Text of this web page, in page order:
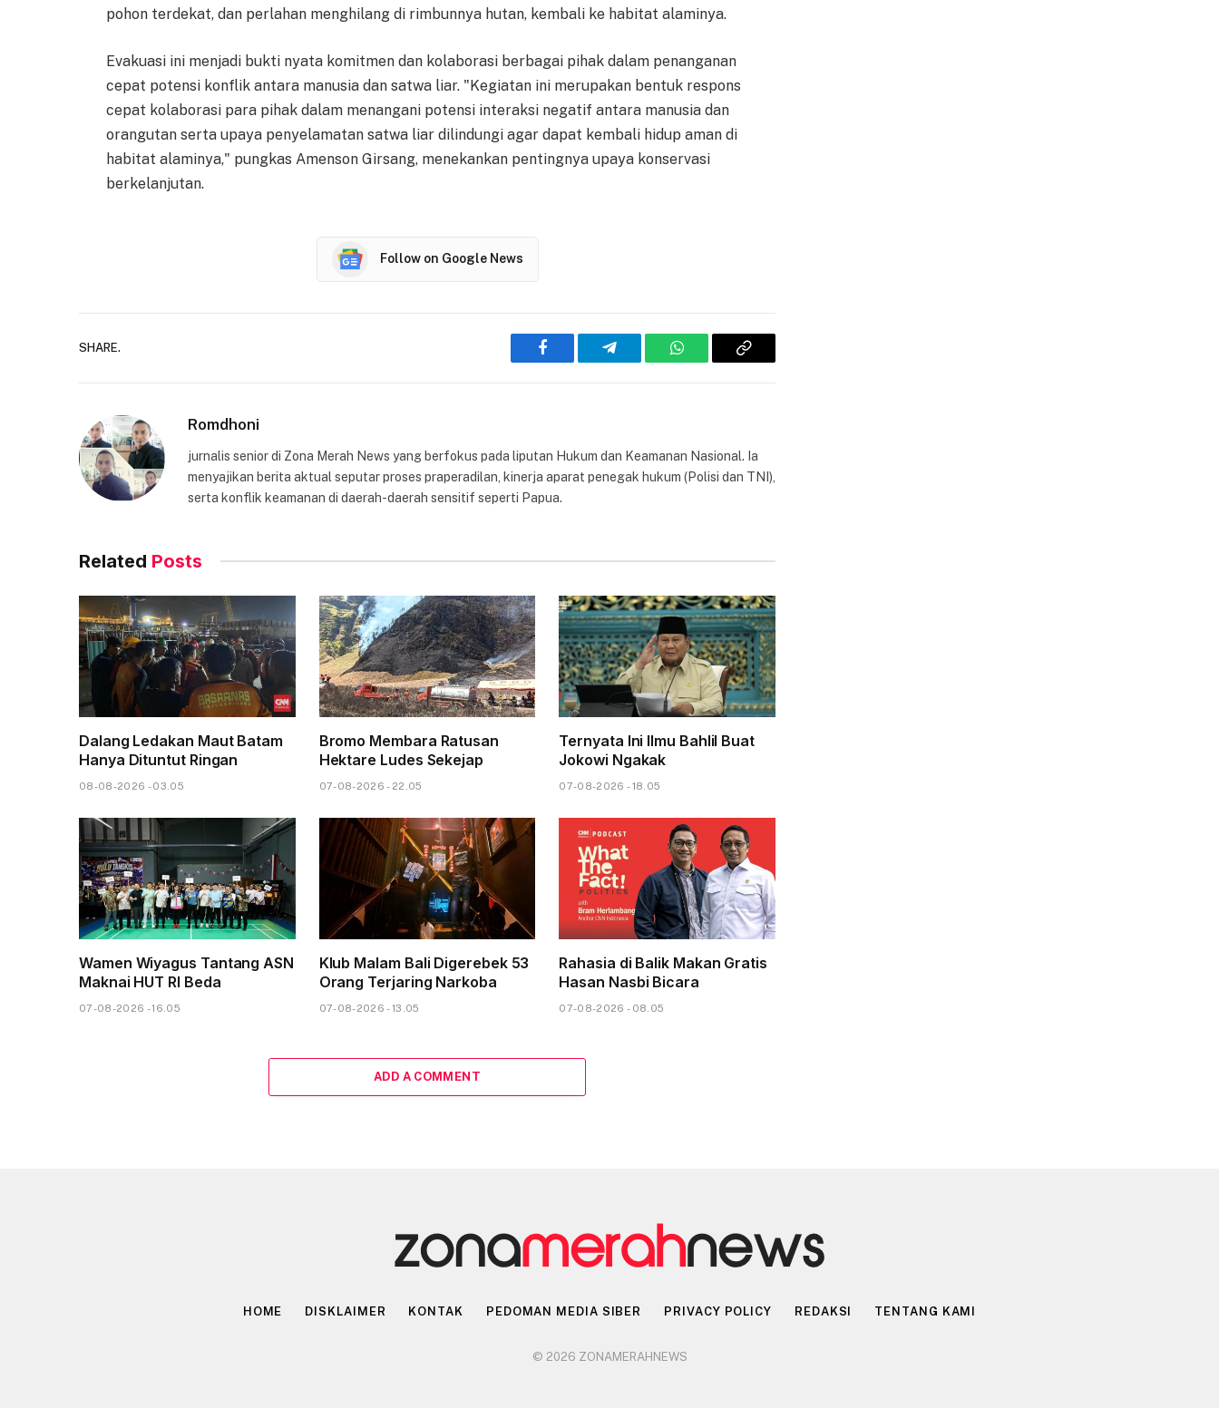
pohon terdekat, dan perlahan menghilang di rimbunnya hutan, kembali ke habitat alaminya.
Evakuasi ini menjadi bukti nyata komitmen dan kolaborasi berbagai pihak dalam penanganan
cepat potensi konflik antara manusia dan satwa liar. "Kegiatan ini merupakan bentuk respons
cepat kolaborasi para pihak dalam menangani potensi interaksi negatif antara manusia dan
orangutan serta upaya penyelamatan satwa liar dilindungi agar dapat kembali hidup aman di
habitat alaminya," pungkas Amenson Girsang, menekankan pentingnya upaya konservasi
berkelanjutan.
Follow on Google News
SHARE.
Facebook Telegram WhatsAppCopy
Romdhoni
jurnalis senior di Zona Merah News yang berfokus pada liputan Hukum dan Keamanan Nasional. Ia
menyajikan berita aktual seputar proses praperadilan, kinerja aparat penegak hukum (Polisi dan TNI),
serta konflik keamanan di daerah-daerah sensitif seperti Papua.
Related Posts
Dalang Ledakan Maut Batam
Hanya Dituntut Ringan
08-08-2026 - 03.05
Bromo Membara Ratusan
Hektare Ludes Sekejap
07-08-2026 - 22.05
Ternyata Ini Ilmu Bahlil Buat
Jokowi Ngakak
07-08-2026 - 18.05
Wamen Wiyagus Tantang ASN
Maknai HUT RI Beda
07-08-2026 - 16.05
Klub Malam Bali Digerebek 53
Orang Terjaring Narkoba
07-08-2026 - 13.05
Rahasia di Balik Makan Gratis
Hasan Nasbi Bicara
07-08-2026 - 08.05
ADD A COMMENT
HOME DISKLAIMER KONTAK PEDOMAN MEDIA SIBER PRIVACY POLICY REDAKSI TENTANG KAMI
© 2026 ZONAMERAHNEWS